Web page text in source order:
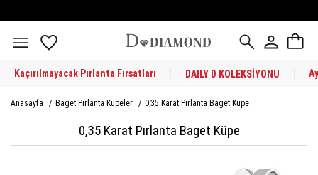
Kaçırılmayacak Pırlanta Fırsatları DAILY D KOLEKSİYONU
Anasayfa / Baget Pırlanta Küpeler / 0,35 Karat Pırlanta Baget Küpe
0,35 Karat Pırlanta Baget Küpe